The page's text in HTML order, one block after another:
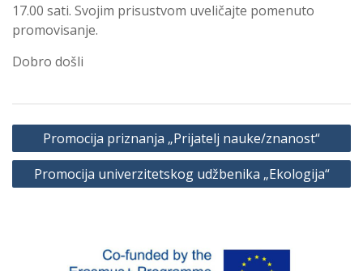
17.00 sati. Svojim prisustvom uveličajte pomenuto
promovisanje.
Dobro došli
Navigacija
članaka
Promocija priznanja „Prijatelj nauke/znanost“
Promocija univerzitetskog udžbenika „Ekologija“